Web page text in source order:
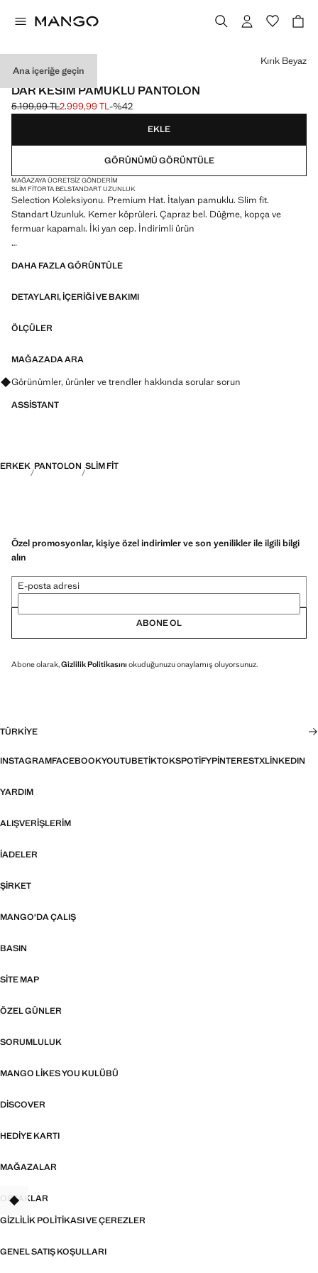
Ana içeriğe geçin
SELECTION
DAR KESIM PAMUKLU PANTOLON
Üstü çizili ilk fiyat [5.199,99 TL ]
5.199,99 TL
Güncel fiyat [2.999,99 TL ]
2.999,99 TL-%42
Bir renk seçin
Kırık Beyaz
EKLE
GÖRÜNÜMÜ GÖRÜNTÜLE
MAĞAZAYA ÜCRETSIZ GÖNDERIM
SLIM FITORTA BELSTANDART UZUNLUK
Selection Koleksiyonu. Premium Hat. İtalyan pamuklu. Slim fit.
Standart Uzunluk. Kemer köprüleri. Çapraz bel. Düğme, kopça ve
fermuar kapamalı. İki yan cep. İndirimli ürün
tasarıma sahip klasik ürün koleksiyonu. Zamansız ve şık bir gardırop
DAHA FAZLA GÖRÜNTÜLE
DETAYLARI, IÇERIĞI VE BAKIMI
ÖLÇÜLER
MAĞAZADA ARA
Görünümler, ürünler ve trendler hakkında sorular sorun
ASSISTANT
ERKEK PANTOLON SLIM FIT
Özel promosyonlar, kişiye özel indirimler ve son yenilikler ile ilgili bilgi
alın
E-posta adresi
ABONE OL
Abone olarak,Gizlilik Politikasını okuduğunuzu onaylamış oluyorsunuz.
TÜRKIYE
INSTAGRAMFACEBOOKYOUTUBETIKTOKSPOTIFYPINTERESTXLINKEDIN
YARDIM
ALIŞVERIŞLERIM
İADELER
ŞIRKET
MANGO'DA ÇALIŞ
BASIN
SITE MAP
ÖZEL GÜNLER
SORUMLULUK
MANGO LIKES YOU KULÜBÜ
DISCOVER
HEDIYE KARTI
MAĞAZALAR
ORTAKLAR
GIZLILIK POLITIKASI VE ÇEREZLER
GENEL SATIŞ KOŞULLARI